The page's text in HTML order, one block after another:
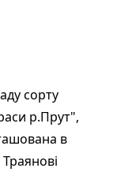
сорту
р.Прут",
в
Траянові